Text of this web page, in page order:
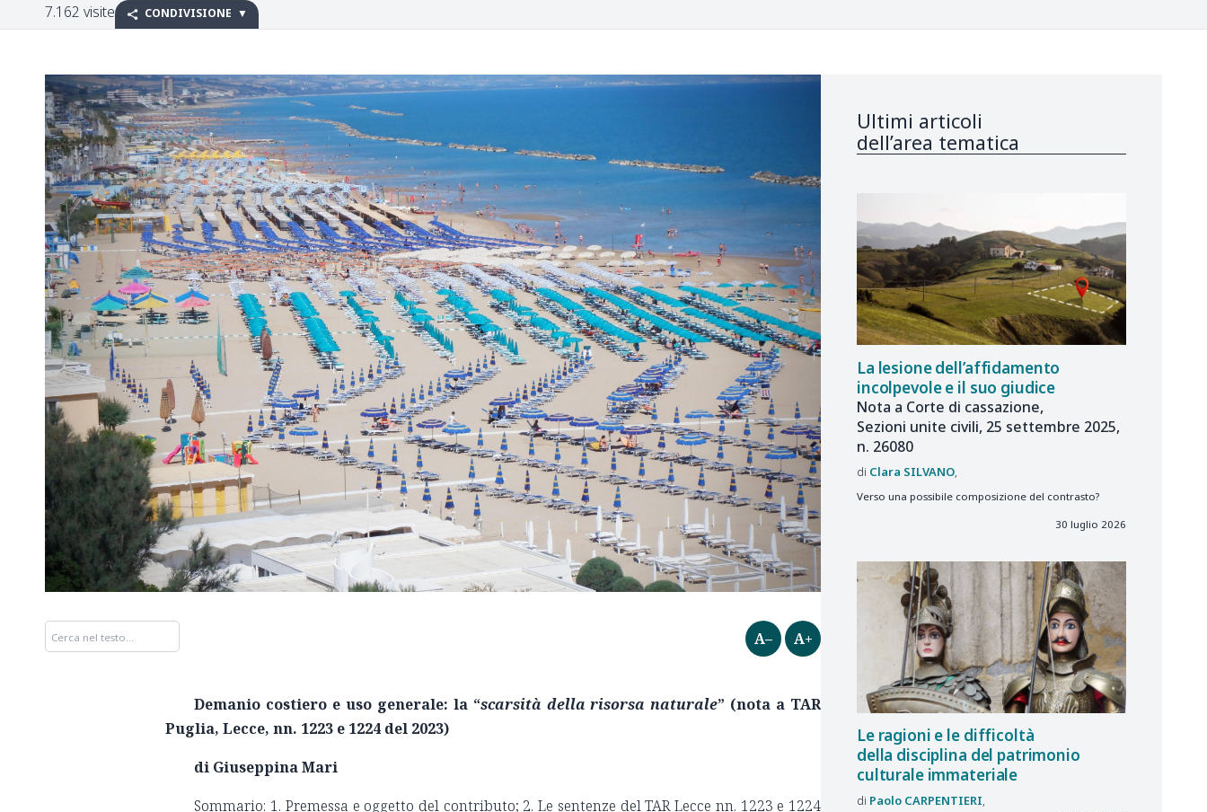
7.162 visite
CONDIVISIONE
A– A+
Demanio costiero e uso generale: la “scarsità della risorsa naturale” (nota a TAR
Puglia, Lecce, nn. 1223 e 1224 del 2023)
di Giuseppina Mari
Sommario: 1. Premessa e oggetto del contributo; 2. Le sentenze del TAR Lecce nn. 1223 e 1224
Ultimi articoli
dell’area tematica
La lesione dell’affidamento
incolpevole e il suo giudice
Nota a Corte di cassazione,
Sezioni unite civili, 25 settembre 2025,
n. 26080
Clara SILVANO
Verso una possibile composizione del contrasto?
30 luglio 2026
Le ragioni e le difficoltà
della disciplina del patrimonio
culturale immateriale
Paolo CARPENTIERI